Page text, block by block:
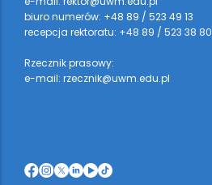
biuro numerów: +48 89 / 523 49 13
recepcja rektoratu: +48 89 / 523 38 80
Rzecznik prasowy:
e-mail: rzecznik@uwm.edu.pl